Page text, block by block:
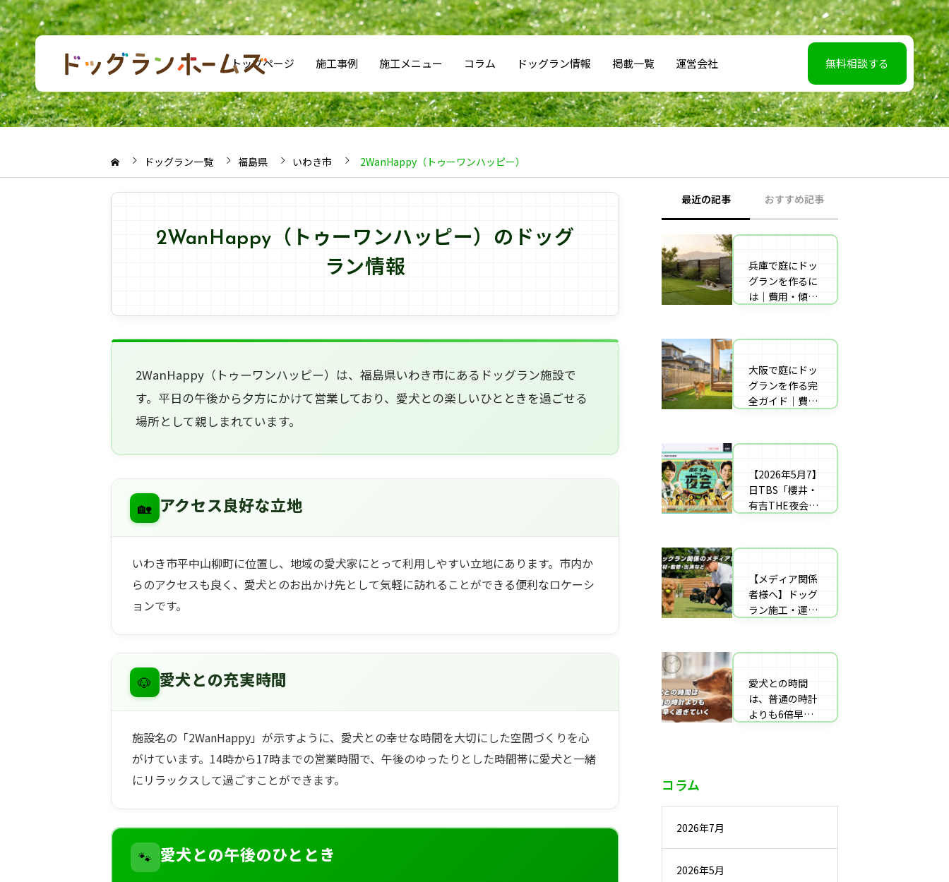
トップページ 施工事例 施工メニュー コラム ドッグラン情報 掲載一覧 運営会社 無料相談する
ドッグラン一覧 福島県 いわき市 2WanHappy（トゥーワンハッピー）
2WanHappy（トゥーワンハッピー）のドッグ
ラン情報
2WanHappy（トゥーワンハッピー）は、福島県いわき市にあるドッグラン施設で
す。平日の午後から夕方にかけて営業しており、愛犬との楽しいひとときを過ごせる
場所として親しまれています。
🏡 アクセス良好な立地
いわき市平中山柳町に位置し、地域の愛犬家にとって利用しやすい立地にあります。市内か
らのアクセスも良く、愛犬とのお出かけ先として気軽に訪れることができる便利なロケーシ
ョンです。
🐶 愛犬との充実時間
施設名の「2WanHappy」が示すように、愛犬との幸せな時間を大切にした空間づくりを心
がけています。14時から17時までの営業時間で、午後のゆったりとした時間帯に愛犬と一緒
にリラックスして過ごすことができます。
🐾 愛犬との午後のひととき
最近の記事 おすすめ記事
兵庫で庭にドッ
グランを作るに
は｜費用・傾斜
戸〜播磨・淡
大阪で庭にドッ
グランを作る完
全ガイド｜費用
【エリア対応】
【2026年5月7】
日TBS「櫻井・
有吉THE夜会」
さんのご実家の
を施工
【メディア関係
者様へ】ドッグ
ラン施工・運営
材・出演・執筆
愛犬との時間
は、普通の時計
よりも6倍早く
【2026年5月7】
日TBS「櫻井・
有吉THE夜会」
さんのご実家の
を施工
庭にドッグラン
をDIY！初心者
でもプロ級に仕
アル
自宅の庭にドッ
グラン計画の完
全ガイド：DIY
デメリット）を
コラム
2026年7月
2026年5月